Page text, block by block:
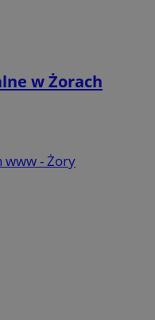
w Żorach
www - Żory